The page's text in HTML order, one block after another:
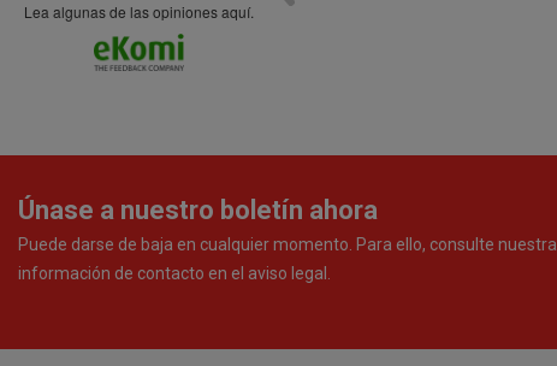
Lea algunas de las opiniones aquí.
Únase a nuestro boletín ahora
Puede darse de baja en cualquier momento. Para ello, consulte nuestra
información de contacto en el aviso legal.